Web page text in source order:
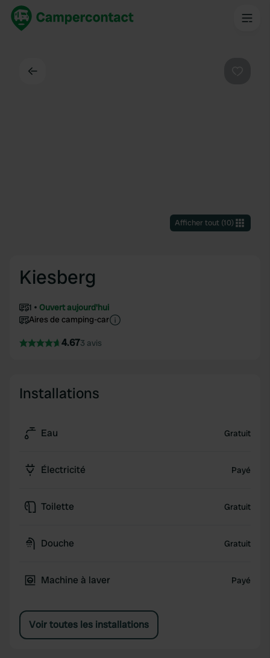
Afficher tout(10)
Kiesberg
1
Ouvert aujourd'hui
Aires de camping-car
4.673 avis
Installations
Eau Gratuit
Électricité Payé
Toilette Gratuit
Douche Gratuit
Machine à laver Payé
Voir toutes les installations